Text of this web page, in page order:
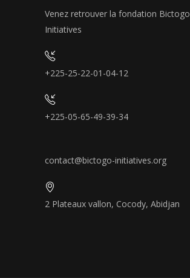
Venez retrouver la fondation Bictogo
Initiatives
+225-25-22-01-04-12
+225-05-65-49-39-34
contact@bictogo-initiatives.org
2 Plateaux vallon, Cocody, Abidjan